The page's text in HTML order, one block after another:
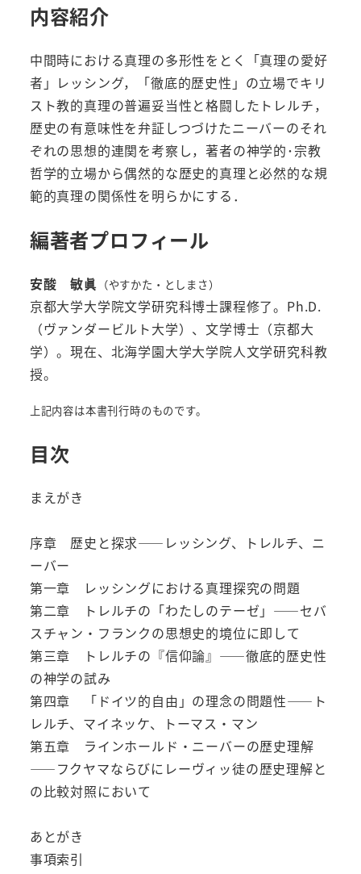
内容紹介
中間時における真理の多形性をとく「真理の愛好
者」レッシング，「徹底的歴史性」の立場でキリ
スト教的真理の普遍妥当性と格闘したトレルチ，
歴史の有意味性を弁証しつづけたニーバーのそれ
ぞれの思想的連関を考察し，著者の神学的･宗教
哲学的立場から偶然的な歴史的真理と必然的な規
範的真理の関係性を明らかにする．
編著者プロフィール
安酸 敏眞 （やすかた・としまさ）
京都大学大学院文学研究科博士課程修了。Ph.D.
（ヴァンダービルト大学）、文学博士（京都大
学）。現在、北海学園大学大学院人文学研究科教
授。
上記内容は本書刊行時のものです。
目次
まえがき
序章 歴史と探求――レッシング、トレルチ、ニ
ーバー
第一章 レッシングにおける真理探究の問題
第二章 トレルチの「わたしのテーゼ」――セバ
スチャン・フランクの思想史的境位に即して
第三章 トレルチの『信仰論』――徹底的歴史性
の神学の試み
第四章 「ドイツ的自由」の理念の問題性――ト
レルチ、マイネッケ、トーマス・マン
第五章 ラインホールド・ニーバーの歴史理解
――フクヤマならびにレーヴィッ徒の歴史理解と
の比較対照において
あとがき
事項索引